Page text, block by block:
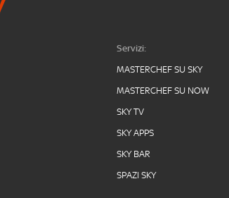
Servizi:
MASTERCHEF SU SKY
MASTERCHEF SU NOW
SKY TV
SKY APPS
SKY BAR
SPAZI SKY